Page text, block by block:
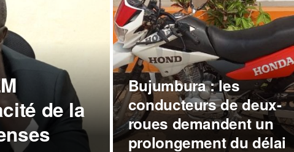
de la
Bujumbura : les
conducteurs de deux-
roues demandent un
prolongement du délai